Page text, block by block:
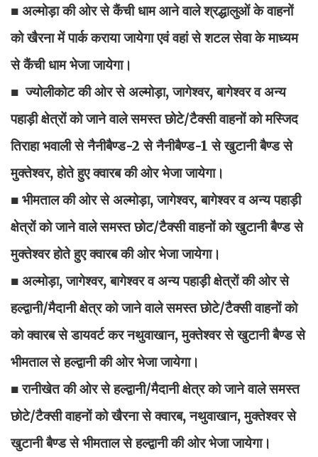
■ अल्मोड़ा की ओर से कैंची धाम आने वाले श्रद्धालुओं के वाहनों
को खैरना में पार्क कराया जायेगा एवं वहां से शटल सेवा के माध्यम
से कैंची धाम भेजा जायेगा।
■ ज्योलीकोट की ओर से अल्मोड़ा, जागेश्वर, बागेश्वर व अन्य
पहाड़ी क्षेत्रों को जाने वाले समस्त छोटे/टैक्सी वाहनों को मस्जिद
तिराहा भवाली से नैनीबैण्ड-2 से नैनीबैण्ड-1 से खुटानी बैण्ड से
मुक्तेश्वर, होते हुए क्वारब की ओर भेजा जायेगा।
■ भीमताल की ओर से अल्मोड़ा, जागेश्वर, बागेश्वर व अन्य पहाड़ी
क्षेत्रों को जाने वाले समस्त छोट/टैक्सी वाहनों को खुटानी बैण्ड से
मुक्तेश्वर होते हुए क्वारब की ओर भेजा जायेगा।
■ अल्मोड़ा, जागेश्वर, बागेश्वर व अन्य पहाड़ी क्षेत्रों की ओर से
हल्द्वानी/मैदानी क्षेत्र को जाने वाले समस्त छोटे/टैक्सी वाहनों को
को क्वारब से डायवर्ट कर नथुवाखान, मुक्तेश्वर से खुटानी बैण्ड से
भीमताल से हल्द्वानी की ओर भेजा जायेगा।
■ रानीखेत की ओर से हल्द्वानी/मैदानी क्षेत्र को जाने वाले समस्त
छोटे/टैक्सी वाहनों को खैरना से क्वारब, नथुवाखान, मुक्तेश्वर से
खुटानी बैण्ड से भीमताल से हल्द्वानी की ओर भेजा जायेगा।